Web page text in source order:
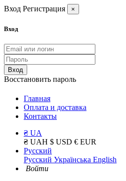
Вход Регистрация ×
Вход
Вход
Восстановить пароль
Главная
Оплата и доставка
Контакты
₴ UA
₴ UAH $ USD € EUR
Русский
Русский Українська English
Войти